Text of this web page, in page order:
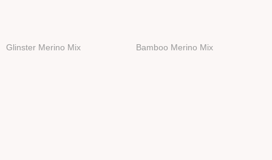
Glinster Merino Mix Bamboo Merino Mix